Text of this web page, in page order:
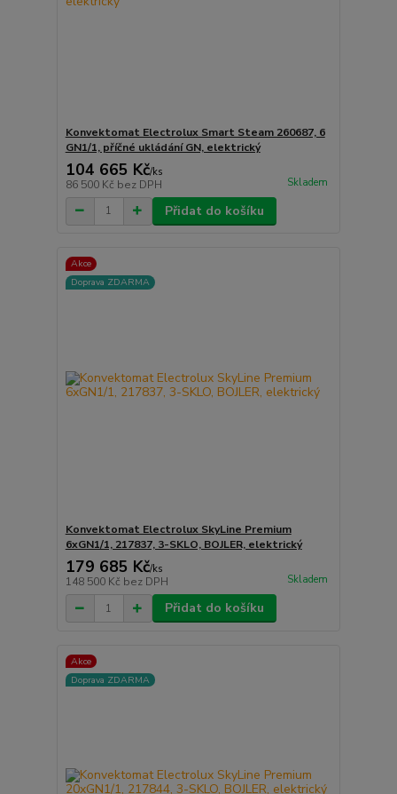
Konvektomat Electrolux Smart Steam 260687, 6
GN1/1, příčné ukládání GN, elektrický
104 665 Kč/ks
86 500 Kč bez DPH Skladem
Přidat do košíku
Akce
Doprava ZDARMA
Konvektomat Electrolux SkyLine Premium
6xGN1/1, 217837, 3-SKLO, BOJLER, elektrický
179 685 Kč/ks
148 500 Kč bez DPH Skladem
Přidat do košíku
Akce
Doprava ZDARMA